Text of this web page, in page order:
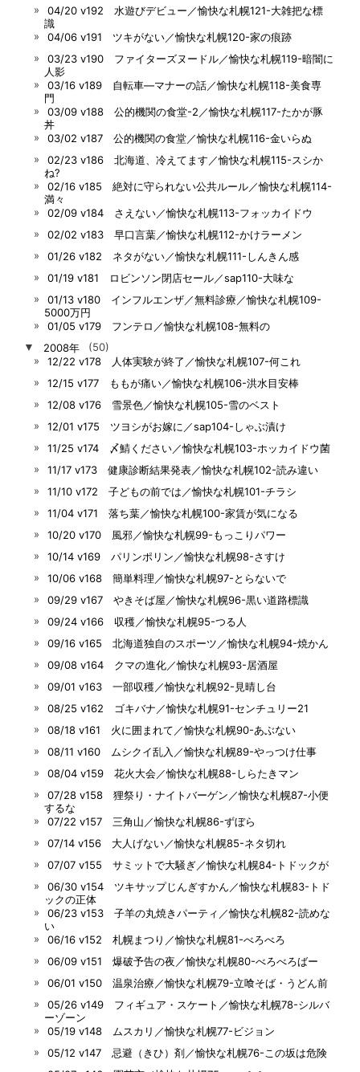
04/20 v192 水遊びデビュー／愉快な札幌121-大雑把な標
識
04/06 v191 ツキがない／愉快な札幌120-家の痕跡
03/23 v190 ファイターズヌードル／愉快な札幌119-暗闇に
人影
03/16 v189 自転車―マナーの話／愉快な札幌118-美食専
門
03/09 v188 公的機関の食堂-2／愉快な札幌117-たかが豚
丼
03/02 v187 公的機関の食堂／愉快な札幌116-金いらぬ
02/23 v186 北海道、冷えてます／愉快な札幌115-スシか
ね?
02/16 v185 絶対に守られない公共ルール／愉快な札幌114-
満々
02/09 v184 さえない／愉快な札幌113-フォッカイドウ
02/02 v183 早口言葉／愉快な札幌112-かけラーメン
01/26 v182 ネタがない／愉快な札幌111-しんきん感
01/19 v181 ロビンソン閉店セール／sap110-大味な
01/13 v180 インフルエンザ／無料診療／愉快な札幌109-
5000万円
01/05 v179 フンテロ／愉快な札幌108-無料の
▼
2008年
(50)
12/22 v178 人体実験が終了／愉快な札幌107-何これ
12/15 v177 ももが痛い／愉快な札幌106-洪水目安棒
12/08 v176 雪景色／愉快な札幌105-雪のベスト
12/01 v175 ツヨシがお嫁に／sap104-しゃぶ漬け
11/25 v174 〆鯖ください／愉快な札幌103-ホッカイドウ菌
11/17 v173 健康診断結果発表／愉快な札幌102-読み違い
11/10 v172 子どもの前では／愉快な札幌101-チラシ
11/04 v171 落ち葉／愉快な札幌100-家賃が気になる
10/20 v170 風邪／愉快な札幌99-もっこりパワー
10/14 v169 パリンポリン／愉快な札幌98-さすけ
10/06 v168 簡単料理／愉快な札幌97-とらないで
09/29 v167 やきそば屋／愉快な札幌96-黒い道路標識
09/24 v166 収穫／愉快な札幌95-つる人
09/16 v165 北海道独自のスポーツ／愉快な札幌94-焼かん
09/08 v164 クマの進化／愉快な札幌93-居酒屋
09/01 v163 一部収穫／愉快な札幌92-見晴し台
08/25 v162 ゴキバナ／愉快な札幌91-センチュリー21
08/18 v161 火に囲まれて／愉快な札幌90-あぶない
08/11 v160 ムシクイ乱入／愉快な札幌89-やっつけ仕事
08/04 v159 花火大会／愉快な札幌88-しらたきマン
07/28 v158 狸祭り・ナイトバーゲン／愉快な札幌87-小便
するな
07/22 v157 三角山／愉快な札幌86-ずぼら
07/14 v156 大人げない／愉快な札幌85-ネタ切れ
07/07 v155 サミットで大騒ぎ／愉快な札幌84-トドックが
06/30 v154 ツキサップじんぎすかん／愉快な札幌83-トド
ックの正体
06/23 v153 子羊の丸焼きパーティ／愉快な札幌82-読めな
い
06/16 v152 札幌まつり／愉快な札幌81-べろべろ
06/09 v151 爆破予告の夜／愉快な札幌80-べろべろばー
06/01 v150 温泉治療／愉快な札幌79-立喰そば・うどん前
05/26 v149 フィギュア・スケート／愉快な札幌78-シルバ
ーゾーン
05/19 v148 ムスカリ／愉快な札幌77-ビジョン
05/12 v147 忌避（きひ）剤／愉快な札幌76-この坂は危険